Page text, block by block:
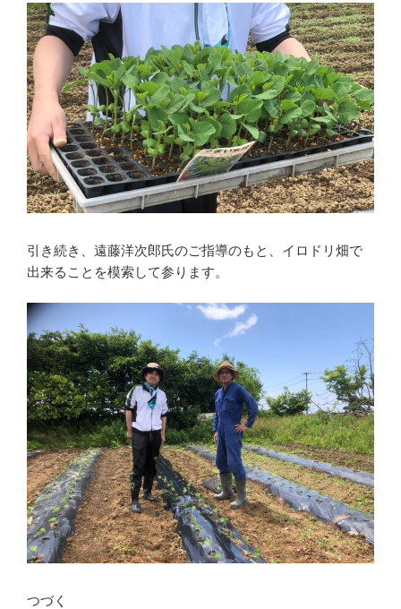
引き続き、遠藤洋次郎氏のご指導のもと、イロドリ畑で
出来ることを模索して参ります。
つづく